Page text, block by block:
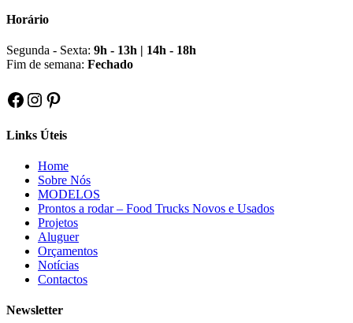
Horário
Segunda - Sexta: 9h - 13h | 14h - 18h
Fim de semana: Fechado
Facebook
Instagram
Pinterest
Links Úteis
Home
Sobre Nós
MODELOS
Prontos a rodar – Food Trucks Novos e Usados
Projetos
Aluguer
Orçamentos
Notícias
Contactos
Newsletter